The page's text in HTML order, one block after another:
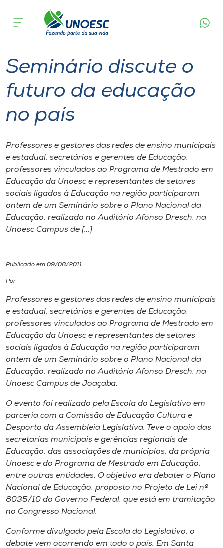
Cursos
Pesquisa
Atendimento ao Estudante
Portal de Ensino
A
Unoesc
Internacionalização
Cultura
CPA
Biblioteca
Rádio
Museu
Unoesc
Store
Selecione
acontece
Seminário discute o
futuro da educação
no país
Professores e gestores das redes de ensino municipais
e estadual, secretários e gerentes de Educação,
professores vinculados ao Programa de Mestrado em
Educação da Unoesc e representantes de setores
sociais ligados à Educação na região participaram
ontem de um Seminário sobre o Plano Nacional da
Educação, realizado no Auditório Afonso Dresch, na
Unoesc Campus de […]
Publicado em 09/08/2011
Por
Professores e gestores das redes de ensino municipais
e estadual, secretários e gerentes de Educação,
professores vinculados ao Programa de Mestrado em
Educação da Unoesc e representantes de setores
sociais ligados à Educação na região participaram
ontem de um Seminário sobre o Plano Nacional da
Educação, realizado no Auditório Afonso Dresch, na
Unoesc Campus de Joaçaba.
O evento foi realizado pela Escola do Legislativo em
parceria com a Comissão de Educação Cultura e
Desporto da Assembleia Legislativa. Teve o apoio das
secretarias municipais e gerências regionais de
Educação, das associações de municípios, da própria
Unoesc e do Programa de Mestrado em Educação,
entre outras entidades. O objetivo era debater o Plano
Nacional de Educação, proposto no Projeto de Lei nº
8035/10 do Governo Federal, que está em tramitação
no Congresso Nacional.
Conforme divulgado pela Escola do Legislativo, o
debate vem ocorrendo em todo o país. Em Santa